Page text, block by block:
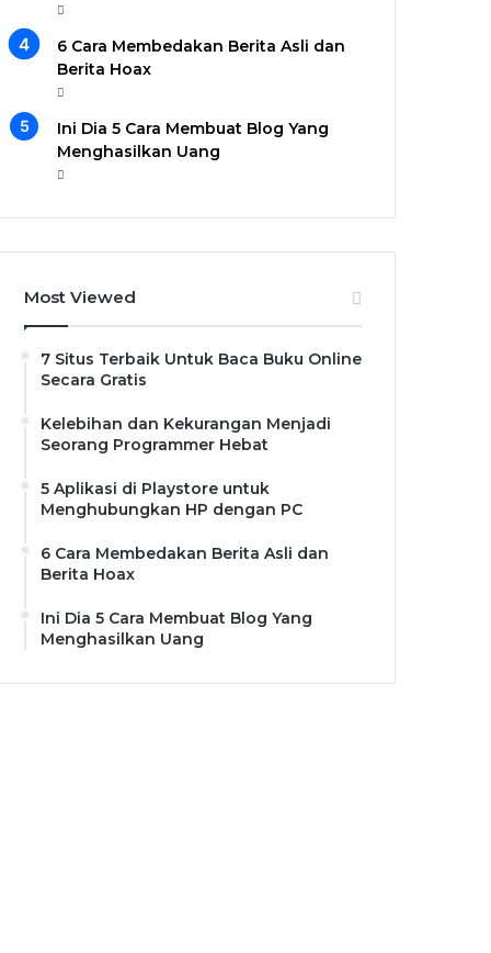
6 Cara Membedakan Berita Asli dan
Berita Hoax
Ini Dia 5 Cara Membuat Blog Yang
Menghasilkan Uang
Most Viewed
7 Situs Terbaik Untuk Baca Buku Online
Secara Gratis
Kelebihan dan Kekurangan Menjadi
Seorang Programmer Hebat
5 Aplikasi di Playstore untuk
Menghubungkan HP dengan PC
6 Cara Membedakan Berita Asli dan
Berita Hoax
Ini Dia 5 Cara Membuat Blog Yang
Menghasilkan Uang